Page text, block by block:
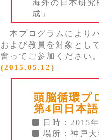
海外の日本研
成」
本プログラムにより
および教員を対象とし
奮ってご参加ください。
(2015.05.12)
頭脳循環プ
第4回日本語
日時：2015
場所：神戸